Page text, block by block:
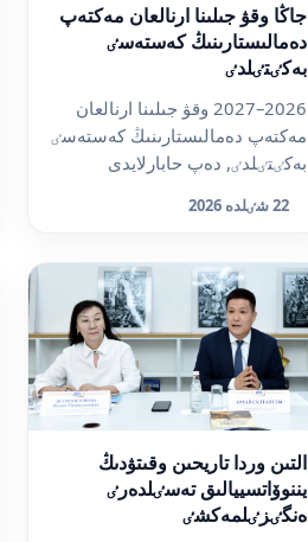
جاڭا وقۋ جىلىنا ارنالعان مەكتەپ
دەمالىستارىنىڭ كەستەسٸ
بەكٸتٸلدٸ
2026–2027 وقۋ جىلىنا ارنالعان
مەكتەپ دەمالىستارىنىڭ كەستەسٸ
بەكٸتٸلدٸ, دەپ حابارلايدى
22 شٸلدە 2026
التىن وردا تاريحىن وقىتۋدىڭ
يننوۆاتسييالىق تەسٸلدەرٸ
ەنگٸزٸلمەكشٸ